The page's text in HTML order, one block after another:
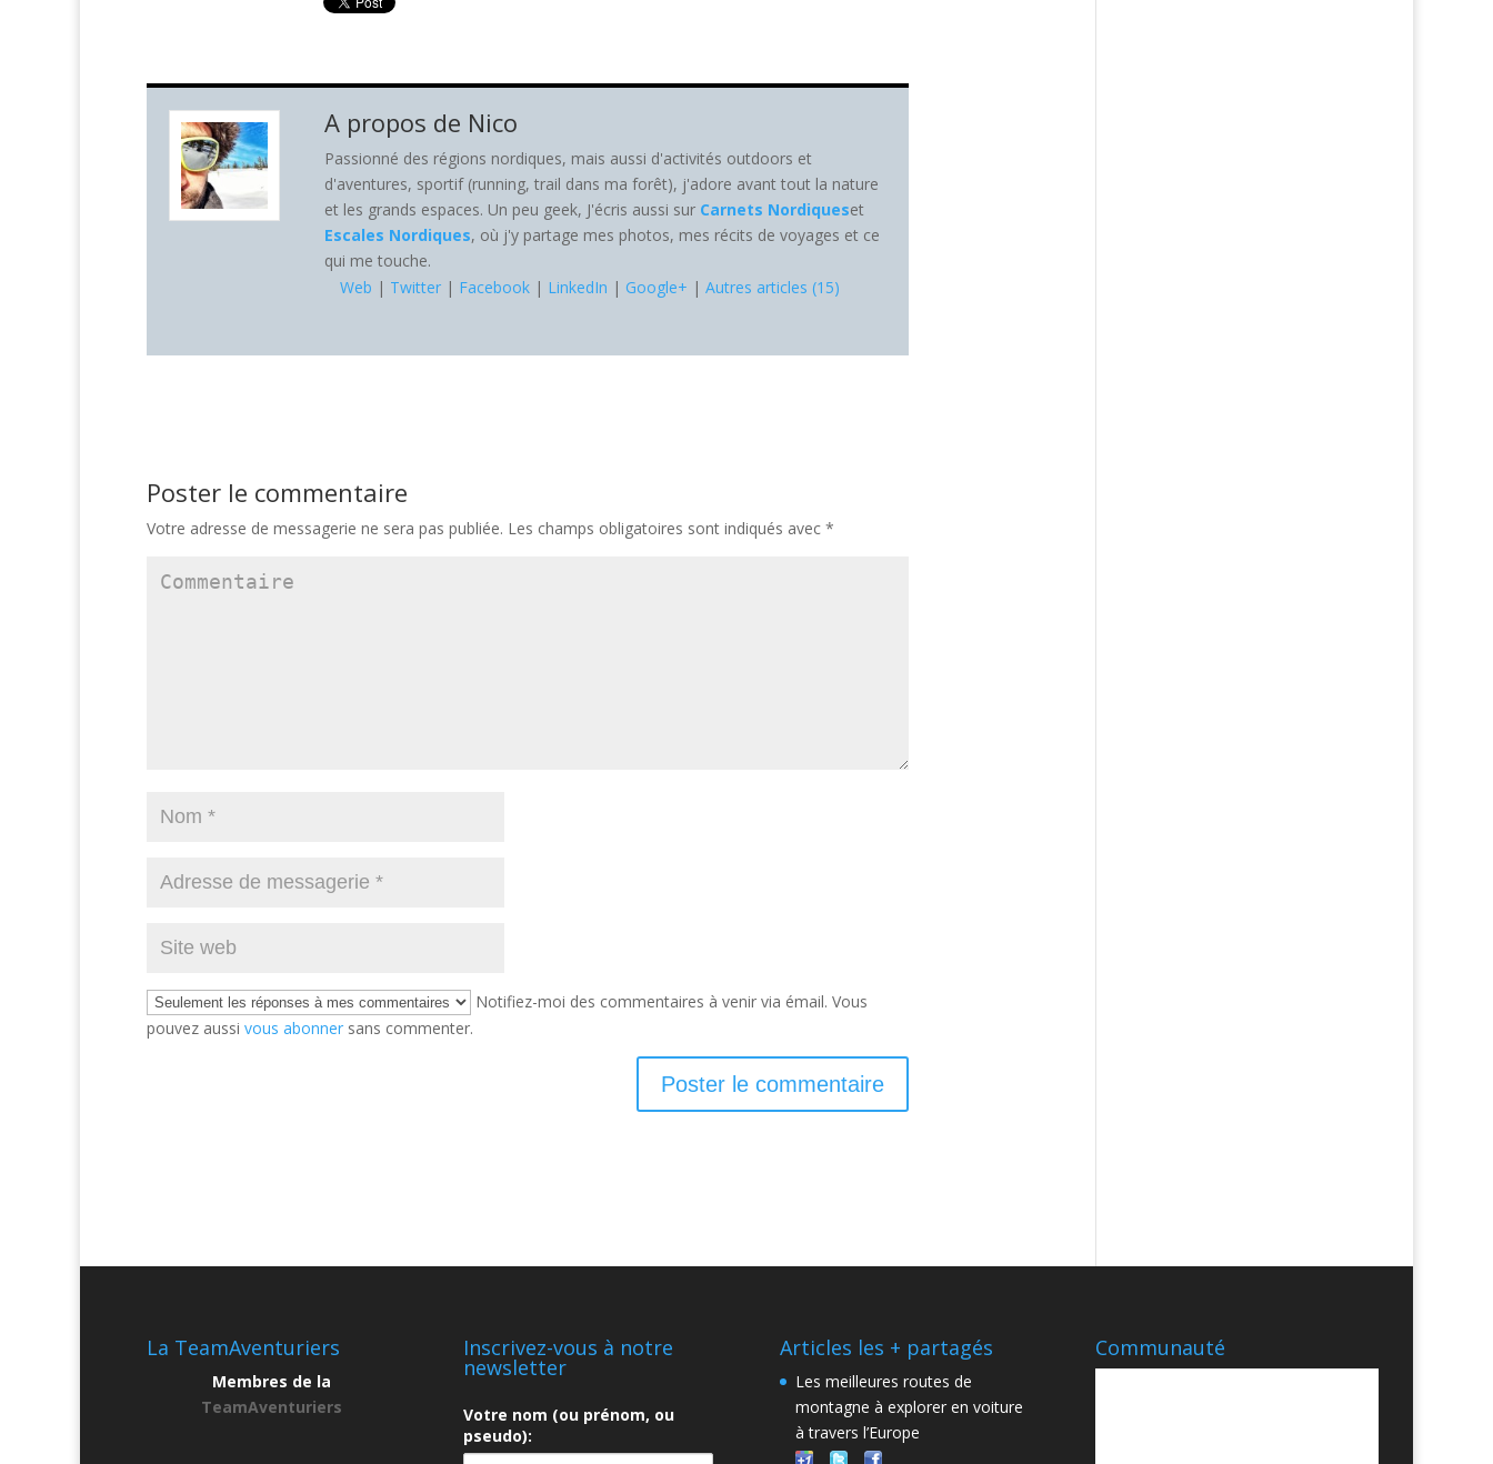
A propos de Nico
Passionné des régions nordiques, mais aussi d'activités outdoors et
d'aventures, sportif (running, trail dans ma forêt), j'adore avant tout la nature
et les grands espaces. Un peu geek, J'écris aussi sur Carnets Nordiqueset
Escales Nordiques, où j'y partage mes photos, mes récits de voyages et ce
qui me touche.
Web | Twitter | Facebook | LinkedIn | Google+ | Autres articles (15)
Poster le commentaire
Votre adresse de messagerie ne sera pas publiée. Les champs obligatoires sont indiqués avec *
Notifiez-moi des commentaires à venir via émail. Vous
pouvez aussi vous abonner sans commenter.
La TeamAventuriers
Membres de la
TeamAventuriers
Inscrivez-vous à notre
newsletter
Votre nom (ou prénom, ou
pseudo):
Articles les + partagés
Les meilleures routes de
montagne à explorer en voiture
à travers l’Europe
Communauté